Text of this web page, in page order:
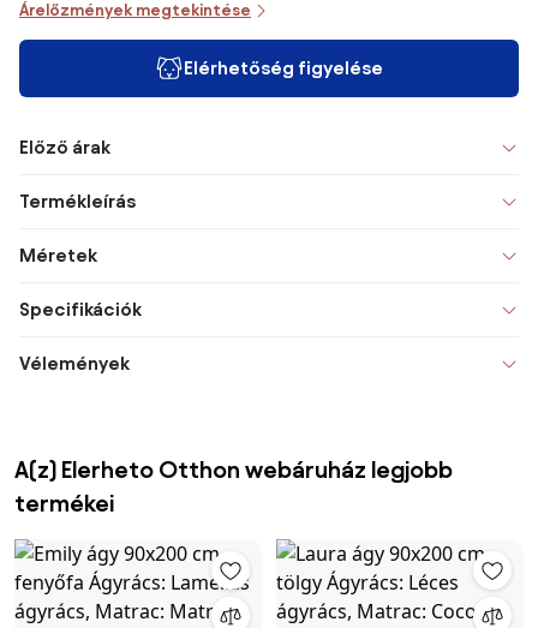
Árelőzmények megtekintése
Elérhetőség figyelése
Előző árak
Termékleírás
Méretek
Specifikációk
Vélemények
A(z) Elerheto Otthon webáruház legjobb
termékei